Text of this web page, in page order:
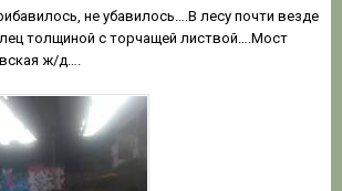
не убавилось….В лесу почти везде
толщиной с торчащей листвой….Мост
ж/д….